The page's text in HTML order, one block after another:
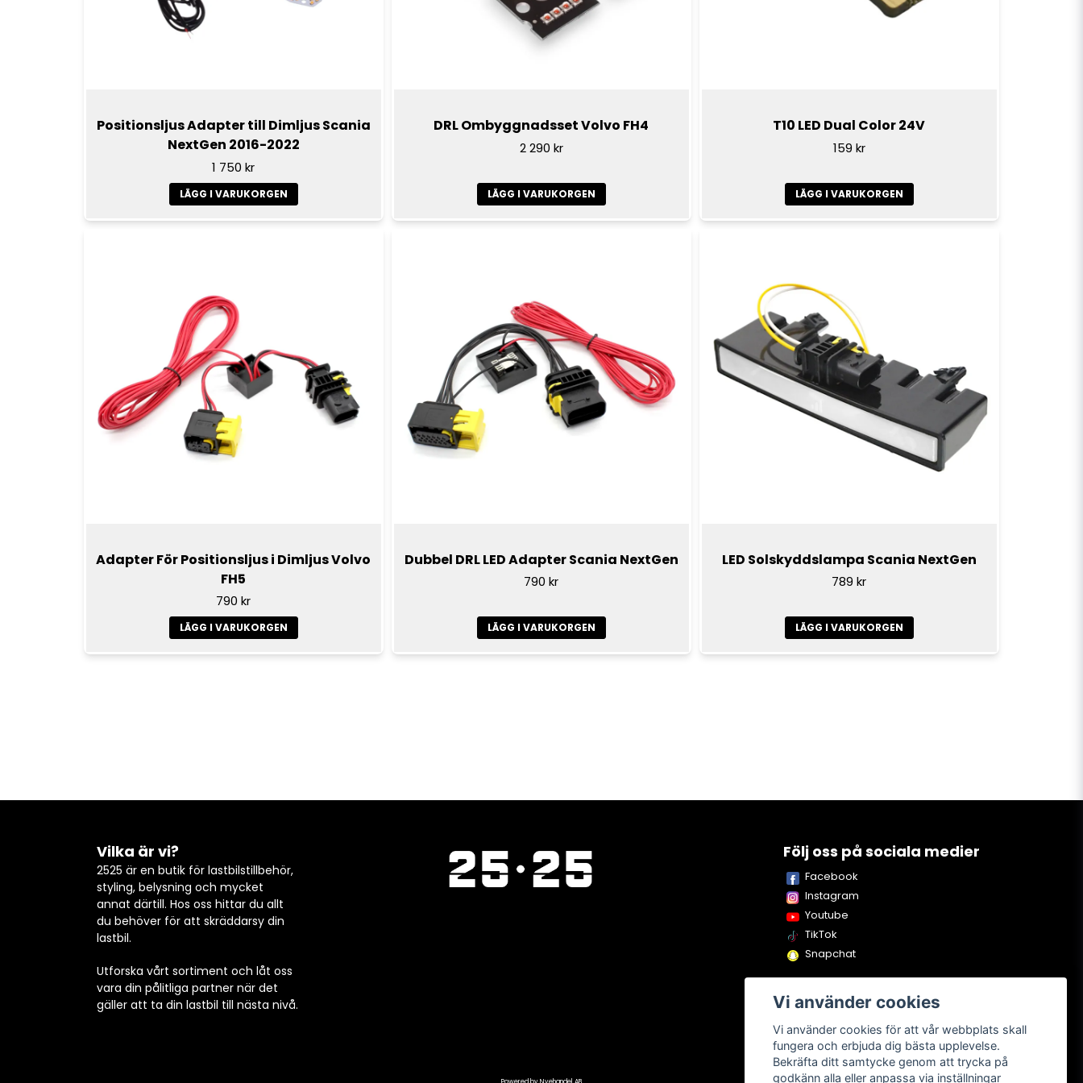
Röd: Minus för rött ljus
Vit: Minus för grönt ljus
Positionsljus Adapter till Dimljus Scania
NextGen 2016-2022
1 750 kr
LÄGG I VARUKORGEN
DRL Ombyggnadsset Volvo FH4
2 290 kr
LÄGG I VARUKORGEN
T10 LED Dual Color 24V
159 kr
LÄGG I VARUKORGEN
Adapter För Positionsljus i Dimljus Volvo
FH5
790 kr
LÄGG I VARUKORGEN
Dubbel DRL LED Adapter Scania NextGen
790 kr
LÄGG I VARUKORGEN
LED Solskyddslampa Scania NextGen
789 kr
LÄGG I VARUKORGEN
Vilka är vi?
2525 är en butik för lastbilstillbehör,
styling, belysning och mycket
annat därtill. Hos oss hittar du allt
du behöver för att skräddarsy din
lastbil.
Utforska vårt sortiment och låt oss
vara din pålitliga partner när det
gäller att ta din lastbil till nästa nivå.
Följ oss på sociala medier
Facebook
Instagram
Youtube
TikTok
Snapchat
Vi använder cookies
Vi använder cookies för att vår webbplats skall
fungera och erbjuda dig bästa upplevelse.
Bekräfta ditt samtycke genom att trycka på
godkänn alla eller anpassa via inställningar